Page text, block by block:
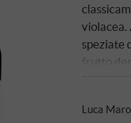
violacea.
speziate
frutto
Luca